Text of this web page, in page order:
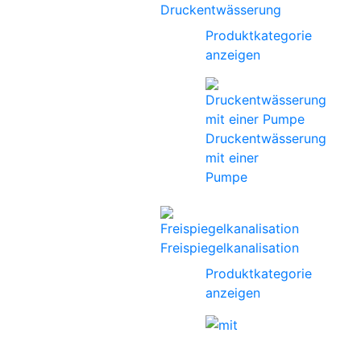
Druckentwässerung
Produktkategorie
anzeigen
Druckentwässerung
mit einer
Pumpe
Freispiegelkanalisation
Produktkategorie
anzeigen